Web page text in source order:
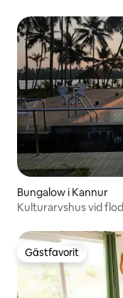
Bungalow i Kannur
Kulturarvshus vid
Gästfavorit
Gästfavorit